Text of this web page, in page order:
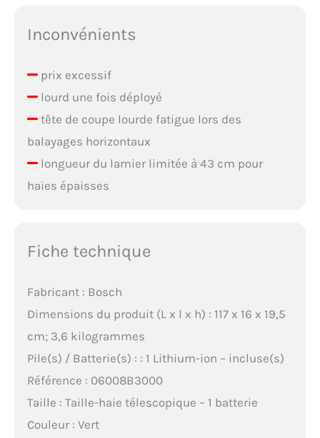
Inconvénients
prix excessif
lourd une fois déployé
tête de coupe lourde fatigue lors des
balayages horizontaux
longueur du lamier limitée à 43 cm pour
haies épaisses
Fiche technique
Fabricant : Bosch
Dimensions du produit (L x l x h) : 117 x 16 x 19,5
cm; 3,6 kilogrammes
Pile(s) / Batterie(s) : : 1 Lithium-ion – incluse(s)
Référence : 06008B3000
Taille : Taille-haie télescopique – 1 batterie
Couleur : Vert